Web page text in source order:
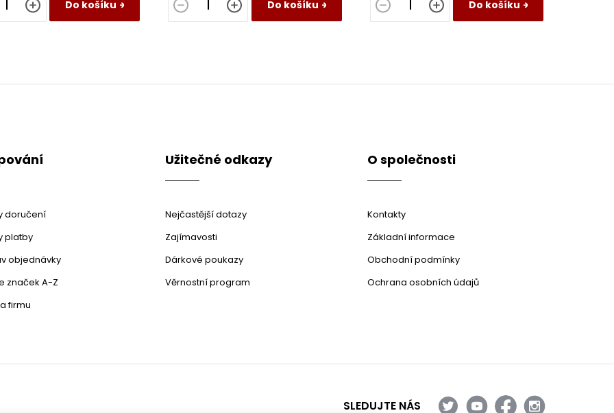
Do košíku Do košíku Do košíku
doručení
platby
objednávky
značek A-Z
firmu
Užitečné odkazy
Nejčastější dotazy
Zajímavosti
Dárkové poukazy
Věrnostní program
O společnosti
Kontakty
Základní informace
Obchodní podmínky
Ochrana osobních údajů
SLEDUJTE NÁS